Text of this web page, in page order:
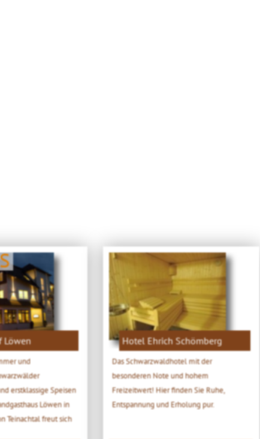
Löwen
und
erstklassige Speisen
Löwen in
Teinachtal freut sich
Hotel Ehrich Schömberg
Das Schwarzwaldhotel mit der
besonderen Note und hohem
Freizeitwert! Hier finden Sie Ruhe,
Entspannung und Erholung pur.